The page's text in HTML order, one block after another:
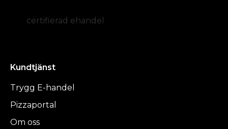
certifierad ehandel
Kundtjänst
Trygg E-handel
Pizzaportal
Om oss